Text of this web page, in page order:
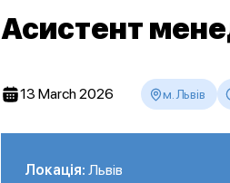
Асистент
13 March 2026 м. Львів
Локація: Львів